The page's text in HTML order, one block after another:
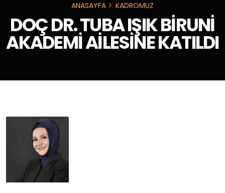
ANASAYFA KADROMUZ
DOÇ DR. TUBA IŞIK BİRUNİ
AKADEMİ AİLESİNE KATILDI